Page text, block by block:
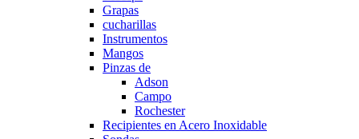
Grapas
cucharillas
Instrumentos
Mangos
Pinzas de
Adson
Campo
Rochester
Recipientes en Acero Inoxidable